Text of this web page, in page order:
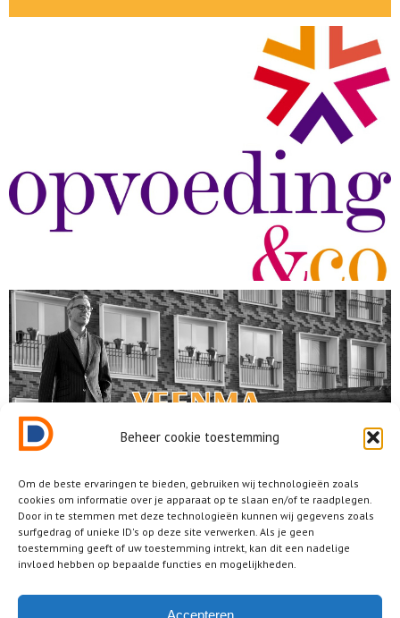
Beheer cookie toestemming
Om de beste ervaringen te bieden, gebruiken wij technologieën zoals
cookies om informatie over je apparaat op te slaan en/of te raadplegen.
Door in te stemmen met deze technologieën kunnen wij gegevens zoals
surfgedrag of unieke ID's op deze site verwerken. Als je geen
toestemming geeft of uw toestemming intrekt, kan dit een nadelige
invloed hebben op bepaalde functies en mogelijkheden.
Accepteren